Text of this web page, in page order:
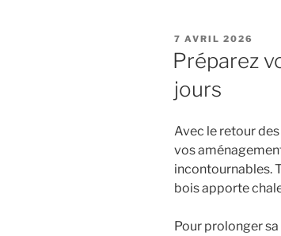
POSTED
ON
7 AVRIL 2026
Préparez
jours
Avec le retour
vos
incontournables.
bois apporte
Pour prolonger